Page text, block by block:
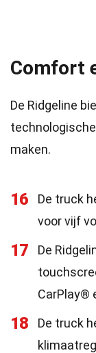
Comfort
De Ridgeline
maken.
16
De truck
voor vijf
17
De
CarPlay®
18
De truck